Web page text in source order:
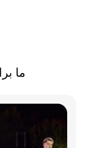
ما